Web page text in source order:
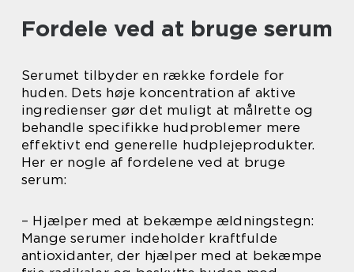
Fordele ved at bruge serum
Serumet tilbyder en række fordele for
huden. Dets høje koncentration af aktive
ingredienser gør det muligt at målrette og
behandle specifikke hudproblemer mere
effektivt end generelle hudplejeprodukter.
Her er nogle af fordelene ved at bruge
serum:
– Hjælper med at bekæmpe ældningstegn:
Mange serumer indeholder kraftfulde
antioxidanter, der hjælper med at bekæmpe